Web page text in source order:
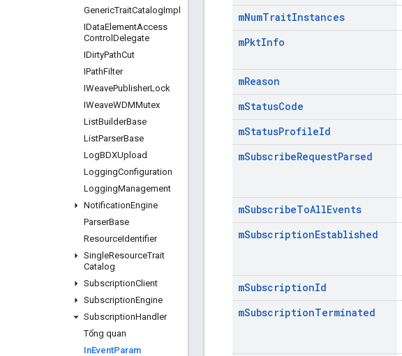
GenericTraitCatalogImpl
IDataElementAccess
Control Delegate
IDirtyPathCut
IPathFilter
IWeavePublisherLock
IWeaveWDMMutex
ListBuilderBase
ListParserBase
LogBDXUpload
LoggingConfiguration
LoggingManagement
NotificationEngine
ParserBase
ResourceIdentifier
SingleResourceTrait
Catalog
SubscriptionClient
SubscriptionEngine
SubscriptionHandler
Tổng quan
InEventParam
mNumTraitInstances
mPktInfo
mReason
mStatusCode
mStatusProfileId
mSubscribeRequestParsed
mSubscribeToAllEvents
mSubscriptionEstablished
mSubscriptionId
mSubscriptionTerminated